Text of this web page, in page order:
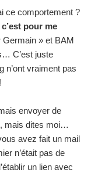
ce comportement ?
pour me
» et BAM
C’est juste
n’ont vraiment pas
envoyer de
mais dites moi…
avez fait un mail
n’était pas de
un lien avec